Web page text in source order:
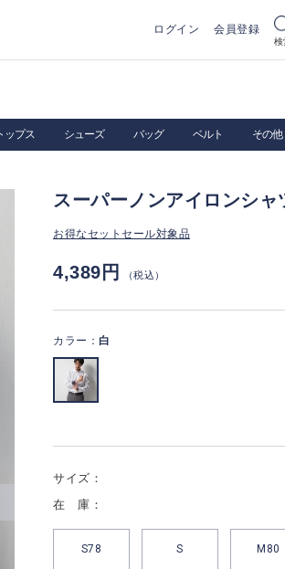
ログイン 会員登録
検
ップス シューズ バッグ ベルト その他
スーパーノンアイロンシ
お得なセットセール対象品
4,389円 （税込）
カラー： 白
サイズ：
在 庫：
S78 S M80